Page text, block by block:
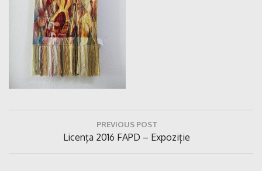
PREVIOUS POST
Previous
Post:
Licența 2016 FAPD – Expoziție